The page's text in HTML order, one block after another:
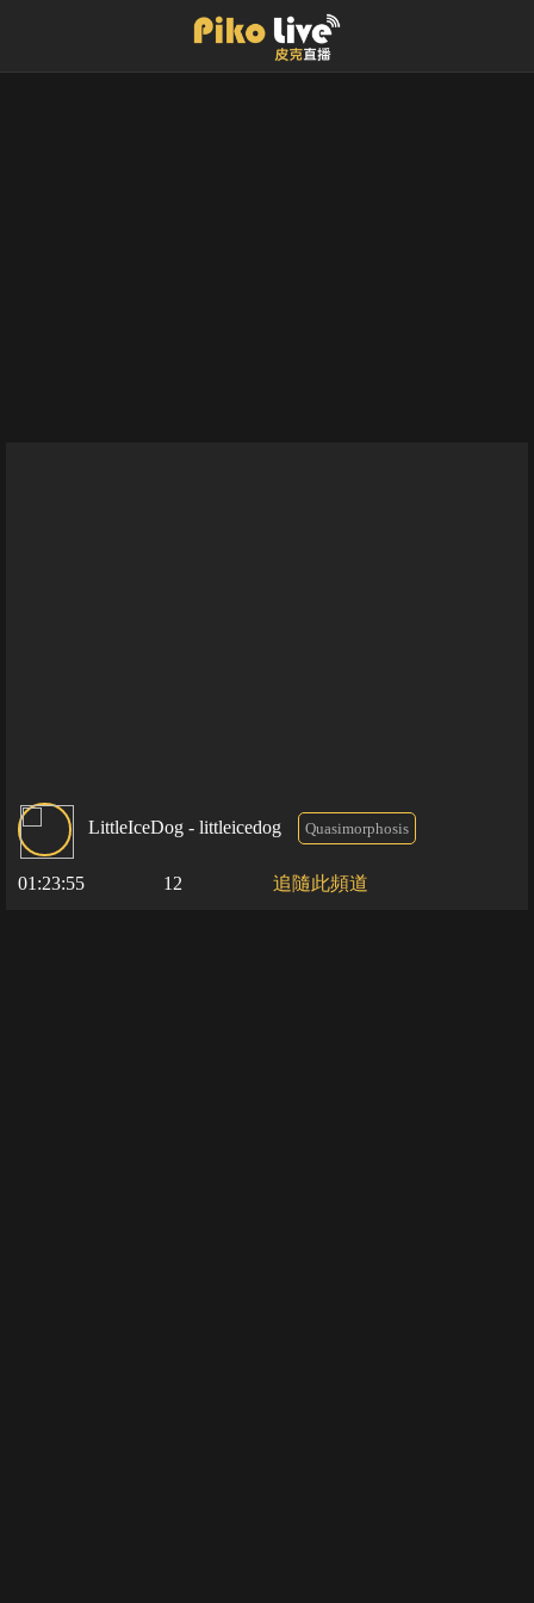
LittleIceDog - littleicedog Quasimorphosis
01:23:55 12 追隨此頻道